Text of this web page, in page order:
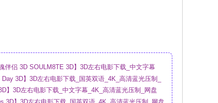
伴侣 3D SOULM8TE 3D】3D左右电影下载_中文字幕
3D】3D左右电影下载_国英双语_4K_高清蓝光压制_
】3D左右电影下载_中文字幕_4K_高清蓝光压制_网盘
3D】3D左右电影下载_国英双语_4K_高清蓝光压制_网盘